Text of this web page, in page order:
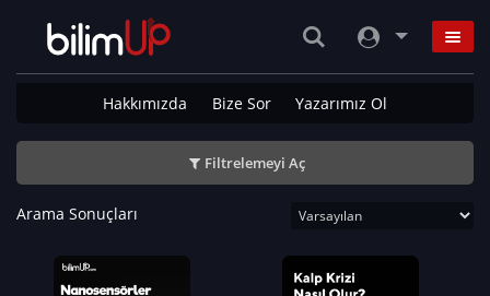
Hakkımızda Bize Sor Yazarımız Ol
Filtrelemeyi Aç
Arama Sonuçları